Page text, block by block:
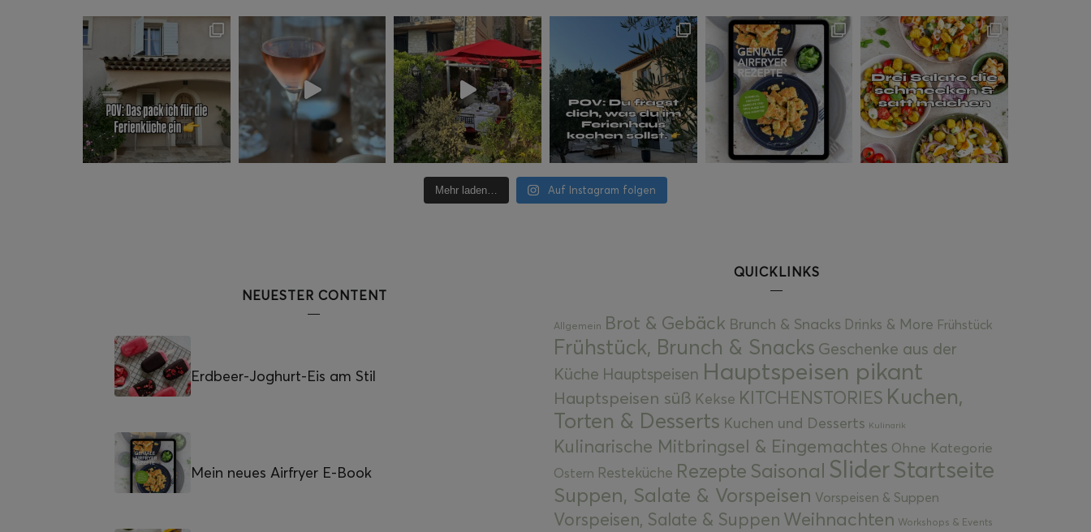
Mehr laden… Auf Instagram folgen
NEUESTER CONTENT
Erdbeer-Joghurt-Eis am Stil
Mein neues Airfryer E-Book
QUICKLINKS
Allgemein Brot & Gebäck Brunch & Snacks Drinks & More Frühstück
Frühstück, Brunch & Snacks Geschenke aus der
Küche Hauptspeisen Hauptspeisen pikant
Hauptspeisen süß Kekse KITCHENSTORIES Kuchen,
Torten & Desserts Kuchen und Desserts Kulinarik
Kulinarische Mitbringsel & Eingemachtes Ohne Kategorie
Ostern Resteküche Rezepte Saisonal SliderStartseite
Suppen, Salate & Vorspeisen Vorspeisen & Suppen
Vorspeisen, Salate & Suppen Weihnachten Workshops & Events